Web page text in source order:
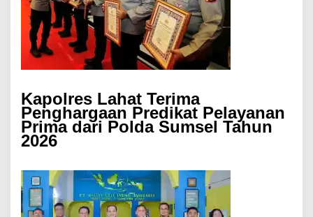
Kapolres Lahat Terima
Penghargaan Predikat Pelayanan
Prima dari Polda Sumsel Tahun
2026